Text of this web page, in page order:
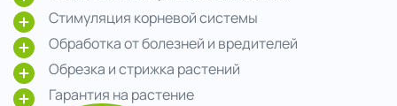
Стимуляция корневой системы
Обработка от болезней и вредителей
Обрезка и стрижка растений
Гарантия на растение